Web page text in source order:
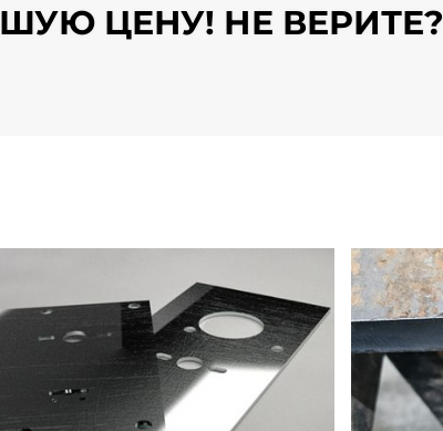
ЦЕНУ! НЕ ВЕРИТЕ?